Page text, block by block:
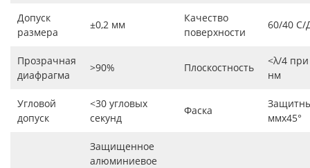
Допуск
размера
±0,2 мм
Качество
поверхности
60/40 С/
Прозрачная
диафрагма
>90% Плоскостность
<λ/4
нм
Угловой
допуск
<30 угловых
секунд
Фаска
ммx45°
Защищенное
алюминиевое